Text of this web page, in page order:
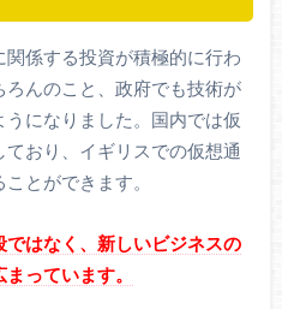
係する投資が積極的に行わ
んのこと、政府でも技術が
になりました。国内では仮
おり、イギリスでの仮想通
とができます。
はなく、新しいビジネスの
っています。